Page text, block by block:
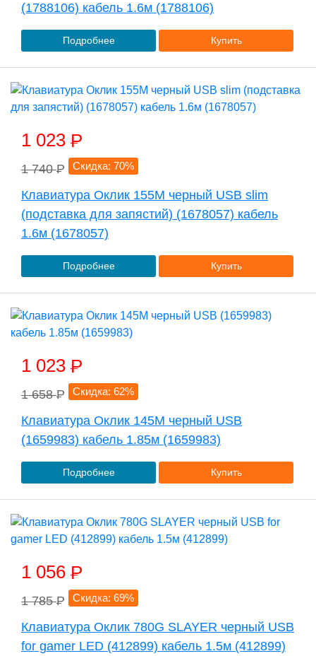
(1788106) кабель 1.6м (1788106)
Подробнее Купить
1 023 P
1 740P Скидка: 70%
Клавиатура Оклик 155M черный USB slim
(подставка для запястий) (1678057) кабель
1.6м (1678057)
Подробнее Купить
1 023 P
1 658P Скидка: 62%
Клавиатура Оклик 145M черный USB
(1659983) кабель 1.85м (1659983)
Подробнее Купить
1 056 P
1 785P Скидка: 69%
Клавиатура Оклик 780G SLAYER черный USB
for gamer LED (412899) кабель 1.5м (412899)